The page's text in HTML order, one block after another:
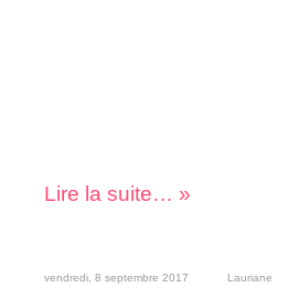
Lire la suite… »
vendredi, 8 septembre 2017 Lauriane